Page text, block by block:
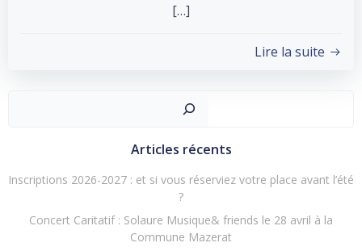
[…]
Lire la suite
Articles récents
Inscriptions 2026-2027 : et si vous réserviez votre place avant l’été
?
Concert Caritatif : Solaure Musique& friends le 28 avril à la
Commune Mazerat